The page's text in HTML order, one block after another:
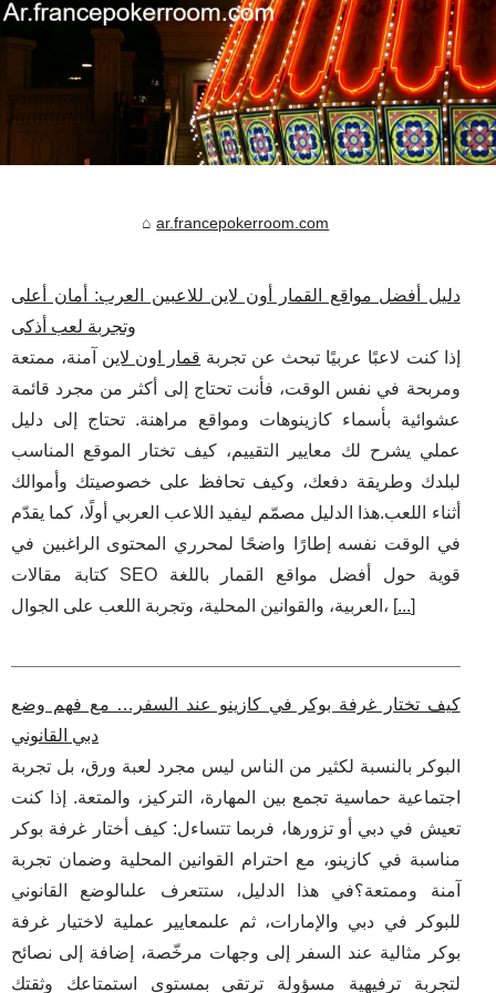
ar.francepokerroom.com
دليل أفضل مواقع القمار أون لاين للاعبين العرب: أمان أعلى
وتجربة لعب أذكى
إذا كنت لاعبًا عربيًا تبحث عن تجربة قمار اون لاين آمنة، ممتعة
ومربحة في نفس الوقت، فأنت تحتاج إلى أكثر من مجرد قائمة
عشوائية بأسماء كازينوهات ومواقع مراهنة. تحتاج إلى دليل
عملي يشرح لك معايير التقييم، كيف تختار الموقع المناسب
لبلدك وطريقة دفعك، وكيف تحافظ على خصوصيتك وأموالك
أثناء اللعب.هذا الدليل مصمّم ليفيد اللاعب العربي أولًا، كما يقدّم
في الوقت نفسه إطارًا واضحًا لمحرري المحتوى الراغبين في
كتابة مقالات SEO قوية حول أفضل مواقع القمار باللغة
العربية، والقوانين المحلية، وتجربة اللعب على الجوال، [...]
كيف تختار غرفة بوكر في كازينو عند السفر… مع فهم وضع
دبي القانوني
البوكر بالنسبة لكثير من الناس ليس مجرد لعبة ورق، بل تجربة
اجتماعية حماسية تجمع بين المهارة، التركيز، والمتعة. إذا كنت
تعيش في دبي أو تزورها، فربما تتساءل: كيف أختار غرفة بوكر
مناسبة في كازينو، مع احترام القوانين المحلية وضمان تجربة
آمنة وممتعة؟في هذا الدليل، ستتعرف علىالوضع القانوني
للبوكر في دبي والإمارات، ثم علىمعايير عملية لاختيار غرفة
بوكر مثالية عند السفر إلى وجهات مرخّصة، إضافة إلى نصائح
لتجربة ترفيهية مسؤولة ترتقي بمستوى استمتاعك وثقتك